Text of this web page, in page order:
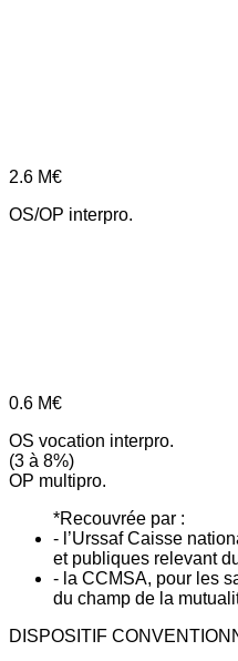
2.6 M€
OS/OP interpro.
0.6 M€
OS vocation interpro.
(3 à 8%)
OP multipro.
*Recouvrée par :
- l’Urssaf Caisse
et publiques relevant
- la CCMSA, pour les
du champ de la
DISPOSITIF